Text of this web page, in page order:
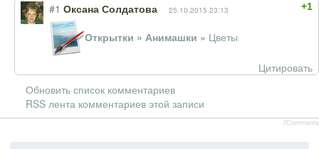
+1
#1 Оксана Солдатова 25.10.2015 23:13
Открытки » Анимашки » Цветы
Цитировать
Обновить список комментариев
RSS лента комментариев этой записи
JComments